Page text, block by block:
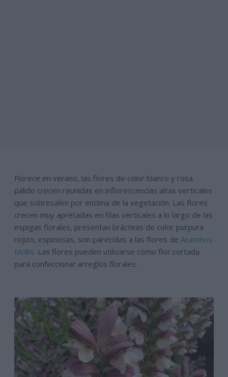
Florece en verano, las flores de color blanco y rosa
pálido crecen reunidas en inflorescencias altas verticales
que sobresalen por encima de la vegetación. Las flores
crecen muy apretadas en filas verticales a lo largo de las
espigas florales, presentan brácteas de color purpura
rojizo, espinosas, son parecidas a las flores deAcanthus
Mollis. Las flores pueden utilizarse como flor cortada
para confeccionar arreglos florales.